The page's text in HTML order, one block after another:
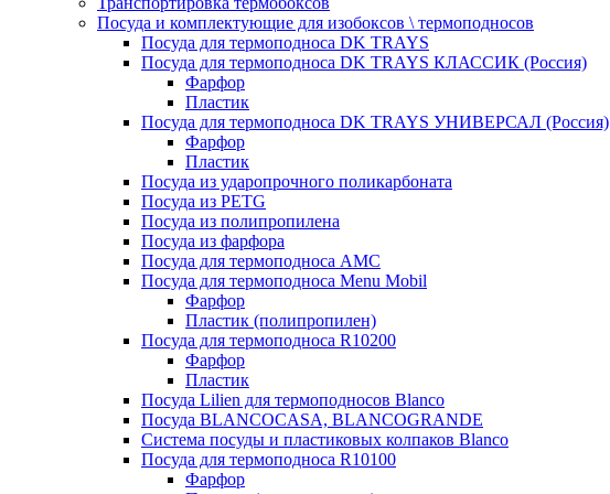
Посуда и комплектующие для изобоксов \ термоподносов
Посуда для термоподноса DK TRAYS
Посуда для термоподноса DK TRAYS КЛАССИК (Россия)
Фарфор
Пластик
Посуда для термоподноса DK TRAYS УНИВЕРСАЛ (Россия)
Фарфор
Пластик
Посуда из ударопрочного поликарбоната
Посуда из PETG
Посуда из полипропилена
Посуда из фарфора
Посуда для термоподноса AMC
Посуда для термоподноса Menu Mobil
Фарфор
Пластик (полипропилен)
Посуда для термоподноса R10200
Фарфор
Пластик
Посуда Lilien для термоподносов Blanco
Посуда BLANCOCASA, BLANCOGRANDE
Система посуды и пластиковых колпаков Blanco
Посуда для термоподноса R10100
Фарфор